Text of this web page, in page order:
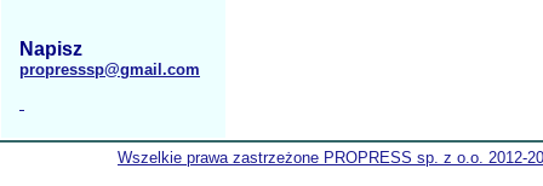
Napisz
propresssp@gmail.com
Wszelkie prawa zastrzeżone PROPRESS sp. z o.o. 2012-